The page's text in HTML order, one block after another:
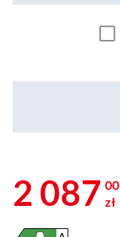
2 087 00
zł